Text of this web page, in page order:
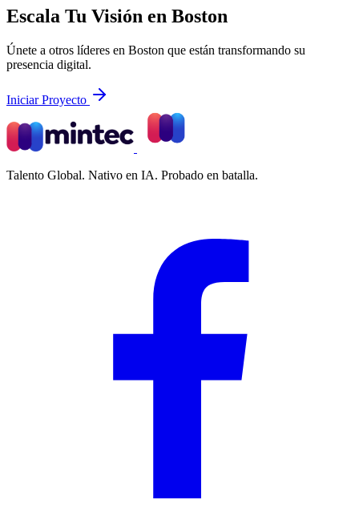
Escala Tu Visión en Boston
Únete a otros líderes en Boston que están transformando su
presencia digital.
Iniciar Proyecto
Talento Global. Nativo en IA. Probado en batalla.